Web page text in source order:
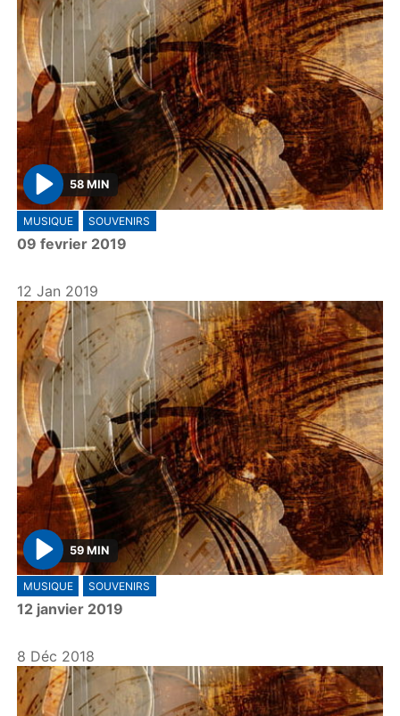
P
l
a
58 MIN
MUSIQUE SOUVENIRS
09 fevrier 2019
12 Jan 2019
P
l
a
59 MIN
MUSIQUE SOUVENIRS
12 janvier 2019
8 Déc 2018